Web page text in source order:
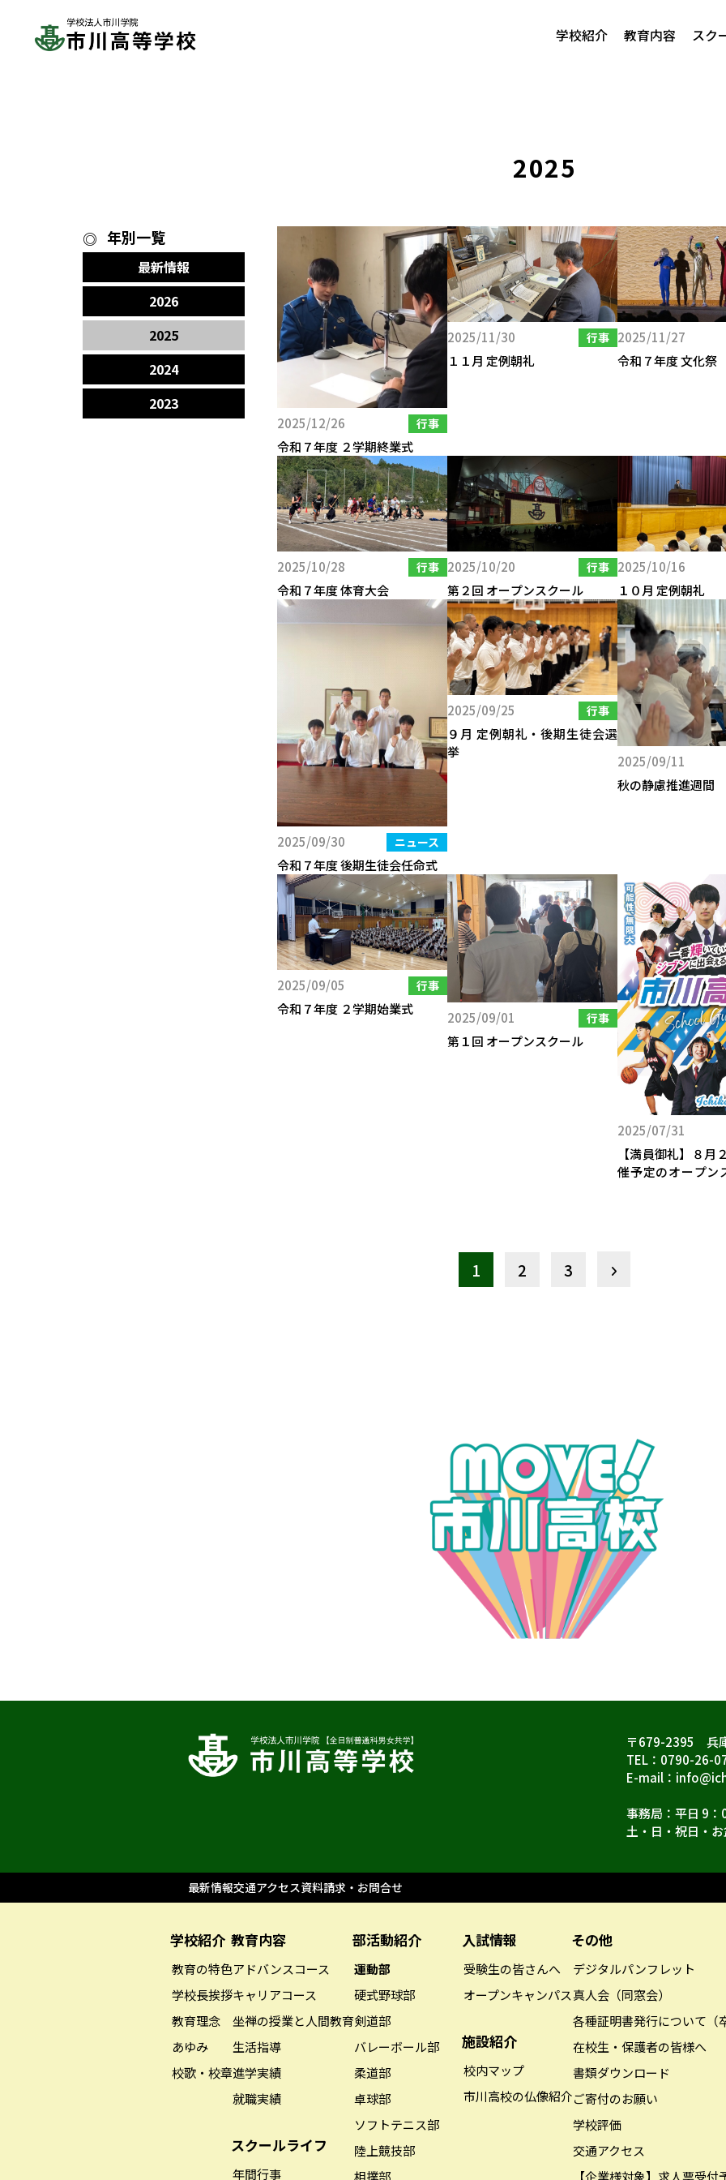
学校紹介 教育内容 スク
2025
年別一覧
最新情報
2026
2025
2024
2023
2025/12/26 行事
令和７年度 ２学期終業式
2025/11/30 行事
１１月 定例朝礼
2025/11/27
令和７年度 文化祭
2025/10/28 行事
令和７年度 体育大会
2025/10/20 行事
第２回 オープンスクール
2025/10/16
１０月 定例朝礼
2025/09/30 ニュース
令和７年度 後期生徒会任命式
2025/09/25 行事
９月 定例朝礼・後期生徒会選
挙
2025/09/11
秋の静慮推進週間
2025/09/05 行事
令和７年度 ２学期始業式 2025/09/01 行事
第１回 オープンスクール
2025/07/31
【満員御礼】８月
催予定のオープン
1 2 3
〒679-2395 兵
TEL：0790-26-
E-mail：
事務局：平日 9
土・日・祝日・
最新情報交通アクセス資料請求・お問合せ
学校紹介
教育の特色
学校長挨拶
教育理念
あゆみ
校歌・校章
教育内容
アドバンスコース
キャリアコース
坐禅の授業と人間教育
生活指導
進学実績
就職実績
スクールライフ
年間行事
部活動紹介
運動部
硬式野球部
剣道部
バレーボール部
柔道部
卓球部
ソフトテニス部
陸上競技部
相撲部
入試情報
受験生の皆さんへ
オープンキャンパス
施設紹介
校内マップ
市川高校の仏像紹介
その他
デジタルパンフレット
真人会（同窓会）
各種証明書発行について（
在校生・保護者の皆様へ
書類ダウンロード
ご寄付のお願い
学校評価
交通アクセス
【企業様対象】求人票受付